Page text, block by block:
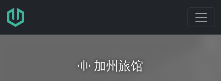
跳转至主要内容
加州旅馆